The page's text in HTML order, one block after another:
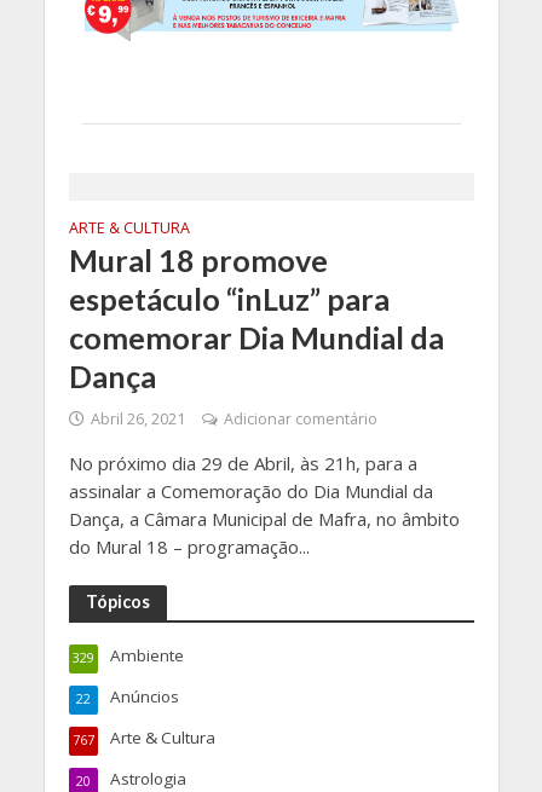
ARTE & CULTURA
Mural 18 promove
espetáculo “inLuz” para
comemorar Dia Mundial da
Dança
Abril 26, 2021 Adicionar comentário
No próximo dia 29 de Abril, às 21h, para a
assinalar a Comemoração do Dia Mundial da
Dança, a Câmara Municipal de Mafra, no âmbito
do Mural 18 – programação...
Tópicos
Ambiente
329
Anúncios
22
Arte & Cultura
767
Astrologia
20